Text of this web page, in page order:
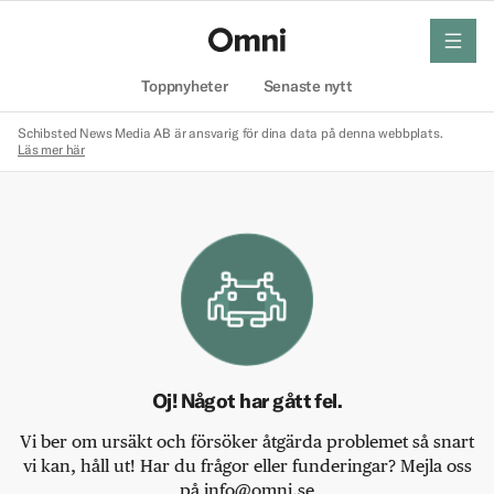
Toppnyheter Senaste nytt
meny
Schibsted News Media AB är ansvarig för dina data på denna webbplats.
Läs mer här
Oj! Något har gått fel.
Vi ber om ursäkt och försöker åtgärda problemet så snart
vi kan, håll ut! Har du frågor eller funderingar? Mejla oss